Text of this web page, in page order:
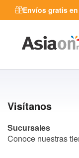
Envíos gratis
Visítanos
Sucursales
Conoce nuestras